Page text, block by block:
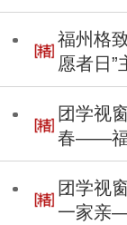
第一学
福州格
愿者日”
团学视
春——福
“吴石精
团学视
一家亲